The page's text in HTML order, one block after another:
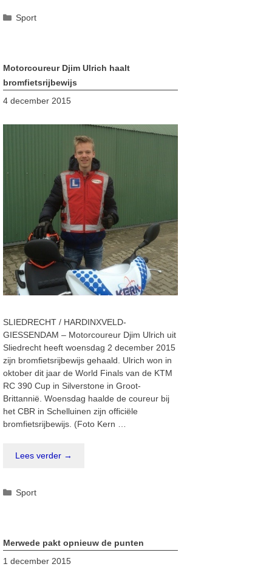
Categorieën
Sport
Motorcoureur Djim Ulrich haalt
bromfietsrijbewijs
4 december 2015
SLIEDRECHT / HARDINXVELD-
GIESSENDAM – Motorcoureur Djim Ulrich uit
Sliedrecht heeft woensdag 2 december 2015
zijn bromfietsrijbewijs gehaald. Ulrich won in
oktober dit jaar de World Finals van de KTM
RC 390 Cup in Silverstone in Groot-
Brittannië. Woensdag haalde de coureur bij
het CBR in Schelluinen zijn officiële
bromfietsrijbewijs. (Foto Kern …
Lees verder →
Categorieën
Sport
Merwede pakt opnieuw de punten
1 december 2015